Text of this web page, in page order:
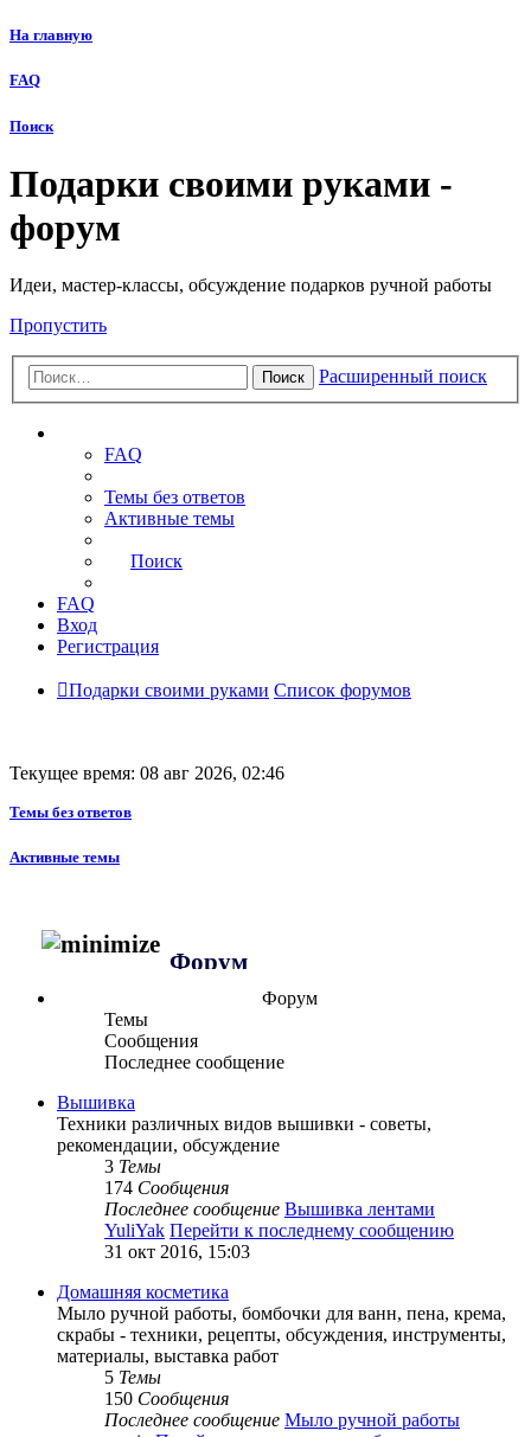
На главную
FAQ
Поиск
Подарки своими руками -
форум
Идеи, мастер-классы, обсуждение подарков ручной работы
Пропустить
Поиск Расширенный поиск
FAQ
Темы без ответов
Активные темы
Поиск
FAQ
Вход
Регистрация
Подарки своими руками Список форумов
Текущее время: 08 авг 2026, 02:46
Темы без ответов
Активные темы
Форум
Форум
Темы
Сообщения
Последнее сообщение
Вышивка
Техники различных видов вышивки - советы,
рекомендации, обсуждение
3 Темы
174 Сообщения
Последнее сообщение Вышивка лентами
YuliYak Перейти к последнему сообщению
31 окт 2016, 15:03
Домашняя косметика
Мыло ручной работы, бомбочки для ванн, пена, крема,
скрабы - техники, рецепты, обсуждения, инструменты,
материалы, выставка работ
5 Темы
150 Сообщения
Последнее сообщение Мыло ручной работы